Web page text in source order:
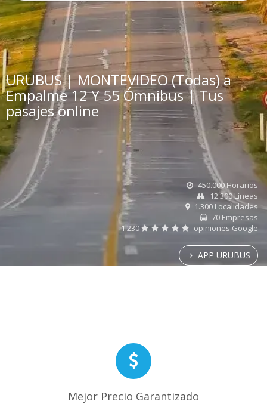
URUBUS | MONTEVIDEO (Todas) a
Empalme 12 Y 55 Ómnibus | Tus
pasajes online
450.000 Horarios
12.300 Líneas
1.300 Localidades
70 Empresas
1.230
opiniones Google
APP URUBUS
Mejor Precio Garantizado